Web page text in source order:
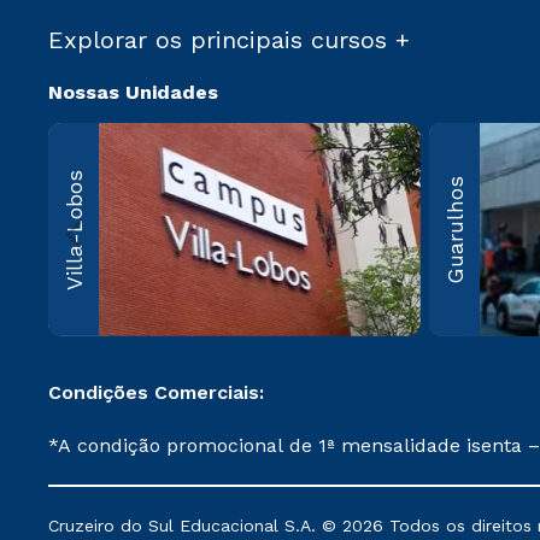
Explorar os principais cursos +
Nossas Unidades
Villa-Lobos
Villa-
Av. Imperatriz
Leopoldina,
Leopoldina,
Paulo, SP
000
Saiba
Guarulhos
Condições Comerciais:
*A condição promocional de 1ª mensalidade
de Medicina, e também para matriculados via
Cruzeiro do Sul Educacional S.A. © 2026 Todos os direitos